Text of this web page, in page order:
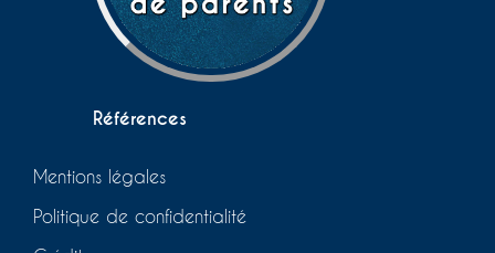
Références
Mentions légales
Politique de confidentialité